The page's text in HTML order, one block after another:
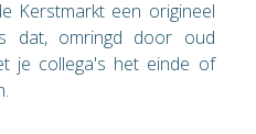
Kerstmarkt een origineel
dat, omringd door oud
je collega's het einde of